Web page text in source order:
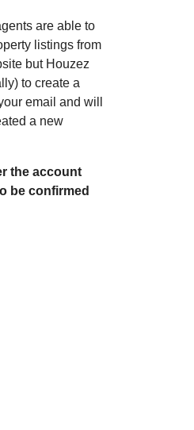
are able to
listings from
but Houzez
to create a
email and will
a new
the account
be confirmed